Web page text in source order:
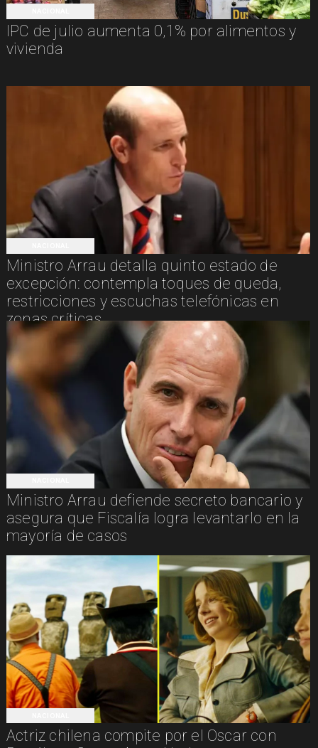
IPC de julio aumenta 0,1% por alimentos y
vivienda
Ministro Arrau detalla quinto estado de
excepción: contempla toques de queda,
restricciones y escuchas telefónicas en
zonas críticas
Ministro Arrau defiende secreto bancario y
asegura que Fiscalía logra levantarlo en la
mayoría de casos
Actriz chilena compite por el Oscar con